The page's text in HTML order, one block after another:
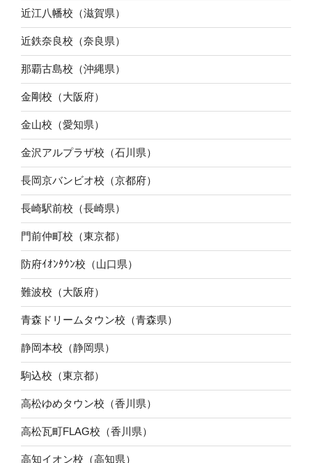
近江八幡校（滋賀県）
近鉄奈良校（奈良県）
那覇古島校（沖縄県）
金剛校（大阪府）
金山校（愛知県）
金沢アルプラザ校（石川県）
長岡京バンビオ校（京都府）
長崎駅前校（長崎県）
門前仲町校（東京都）
防府ｲｵﾝﾀｳﾝ校（山口県）
難波校（大阪府）
青森ドリームタウン校（青森県）
静岡本校（静岡県）
駒込校（東京都）
高松ゆめタウン校（香川県）
高松瓦町FLAG校（香川県）
高知イオン校（高知県）